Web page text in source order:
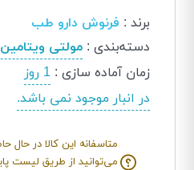
برند : فرنوش دارو طب
دسته‌بندی :مولتی
زمان آماده سازی :1 روز
در انبار موجود نمی باشد.
متاسفانه این کالا در
می‌توانید از طریق لیست